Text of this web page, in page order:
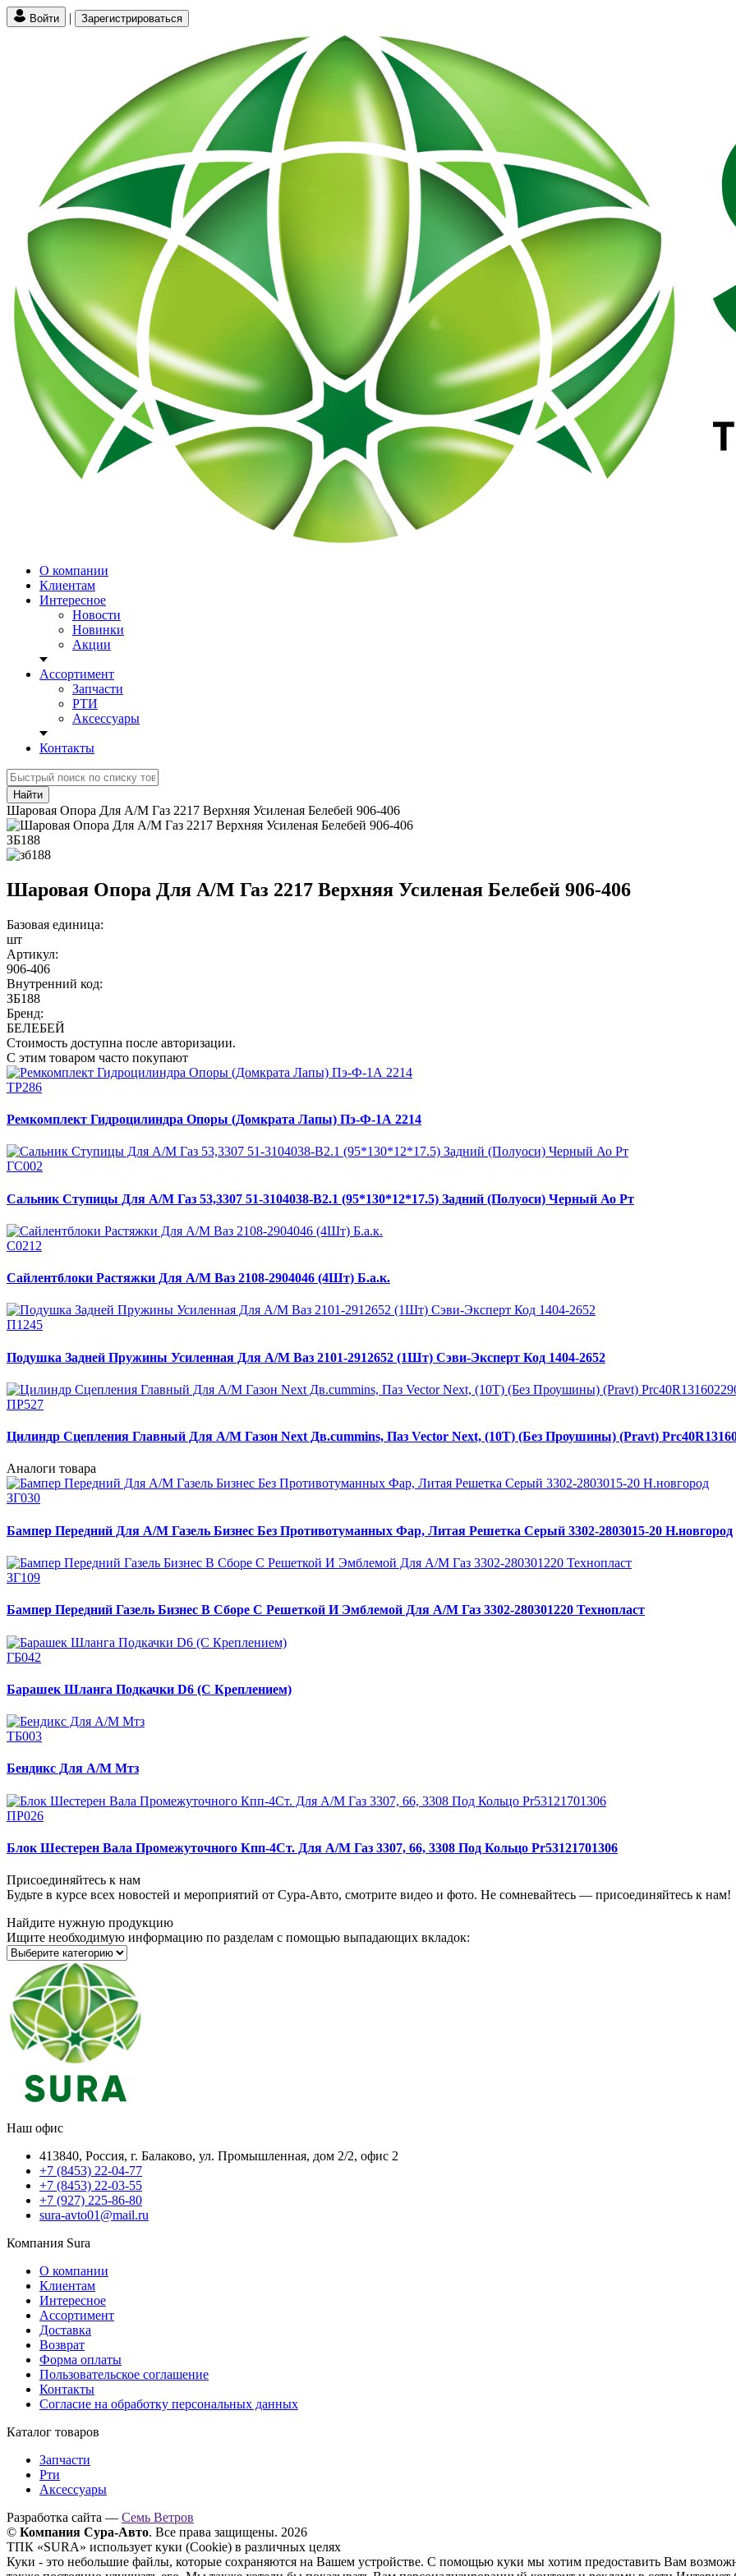
Войти | Зарегистрироваться
О компании
Клиентам
Интересное
Новости
Новинки
Акции
Ассортимент
Запчасти
РТИ
Аксессуары
Контакты
Найти
Шаровая Опора Для А/М Газ 2217 Верхняя Усиленая Белебей 906-406
ЗБ188
Шаровая Опора Для А/М Газ 2217 Верхняя Усиленая Белебей 906-406
Базовая единица:
шт
Артикул:
906-406
Внутренний код:
ЗБ188
Бренд:
БЕЛЕБЕЙ
Стоимость доступна после авторизации.
С этим товаром часто покупают
ТР286
Ремкомплект Гидроцилиндра Опоры (Домкрата Лапы) Пэ-Ф-1А 2214
ГС002
Сальник Ступицы Для А/М Газ 53,3307 51-3104038-В2.1 (95*130*12*17.5) Задний (Полуоси) Черный Ао Рт
С0212
Сайлентблоки Растяжки Для А/М Ваз 2108-2904046 (4Шт) Б.а.к.
П1245
Подушка Задней Пружины Усиленная Для А/М Ваз 2101-2912652 (1Шт) Сэви-Эксперт Код 1404-2652
ПР527
Цилиндр Сцепления Главный Для А/М Газон Next Дв.cummins, Паз Vector Next, (10Т) (Без Проушины) (Pravt)
Аналоги товара
ЗГ030
Бампер Передний Для А/М Газель Бизнес Без Противотуманных Фар, Литая Решетка Серый 3302-2803015-20 Н.новгород
ЗГ109
Бампер Передний Газель Бизнес В Сборе С Решеткой И Эмблемой Для А/М Газ 3302-280301220 Технопласт
ГБ042
Барашек Шланга Подкачки D6 (С Креплением)
ТБ003
Бендикс Для А/М Мтз
ПР026
Блок Шестерен Вала Промежуточного Кпп-4Ст. Для А/М Газ 3307, 66, 3308 Под Кольцо Pr53121701306
Присоединяйтесь к нам
Будьте в курсе всех новостей и мероприятий от Сура-Авто, смотрите видео и фото. Не сомневайтесь — присоединяйтесь к нам!
Найдите нужную продукцию
Ищите необходимую информацию по разделам с помощью выпадающих вкладок:
Наш офис
413840, Россия, г. Балаково, ул. Промышленная, дом 2/2, офис 2
+7 (8453) 22-04-77
+7 (8453) 22-03-55
+7 (927) 225-86-80
sura-avto01@mail.ru
Компания Sura
О компании
Клиентам
Интересное
Ассортимент
Доставка
Возврат
Форма оплаты
Пользовательское соглашение
Контакты
Согласие на обработку персональных данных
Каталог товаров
Запчасти
Рти
Аксессуары
Разработка сайта — Семь Ветров
© Компания Сура-Авто. Все права защищены. 2026
ТПК «SURA» использует куки (Cookie) в различных целях
Куки - это небольшие файлы, которые сохраняются на Вашем устройстве. С помощью куки мы хотим предоставить Вам